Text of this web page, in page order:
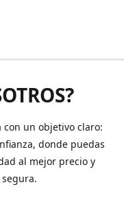
un objetivo claro:
donde puedas
al mejor precio y